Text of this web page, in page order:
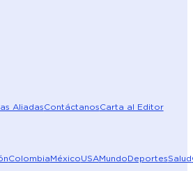
AliadasContáctanosCarta al Editor
ColombiaMéxicoUSAMundoDeportesSalud